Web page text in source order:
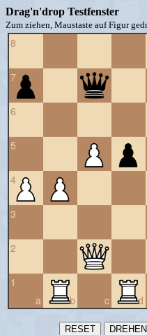
Drag'n'drop Testfenster
Zum ziehen, Maustaste auf Figur
8
7
6
5
4
3
2
a
1
b
c d
RESET DREHEN